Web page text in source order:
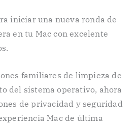
iniciar una nueva ronda de
en tu Mac con excelente
familiares de limpieza de
del sistema operativo, ahora
de privacidad y seguridad
Mac de última